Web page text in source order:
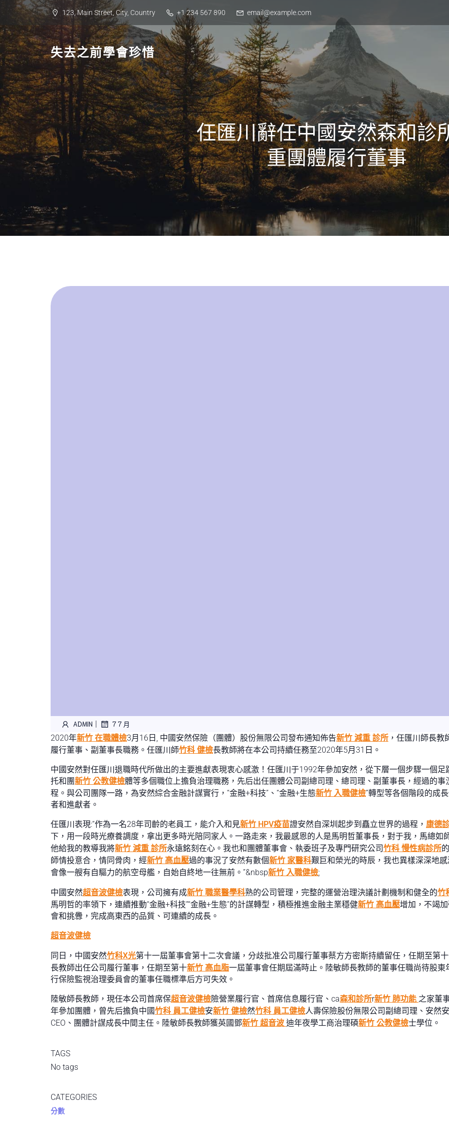
123, Main Street, City, Country +1 234 567 890 email@example.com
失去之前學會珍惜
任匯川辭任中國安然森和診
重團體履行董事
ADMIN | 7 7 月
2020年新竹 在職體檢3月16日, 中國安然保險（團體）股份無限公司發布通知佈告新竹 減重 診所 ，任匯川師長教
履行董事、副董事長職務。任匯川師竹科 健檢長教師將在本公司持續任務至2020年5月31日。
中國安然對任匯川退職時代所做出的主要進獻表現衷心感激！任匯川于1992年參加安然，從下層一個步驟一個
托和團新竹 公教健檢體等多個職位上擔負治理職務，先后出任團體公司副總司理、總司理、副董事長，經過的
程。與公司團隊一路，為安然綜合金融計謀實行，“金融+科技”、“金融+生態新竹 入職健檢”轉型等各個階段的成
者和進獻者。
任匯川表現:“作為一名28年司齡的老員工，能介入和見新竹 HPV疫苗證安然自深圳起步到矗立世界的過程， 康德
下，用一段時光療養調度，拿出更多時光陪同家人。一路走來，我最感恩的人是馬明哲董事長，對于我，馬總如
他給我的教導我將新竹 減重 診所永遠銘刻在心。我也和團體董事會、執委班子及專門研究公司竹科 慢性病診所
師情投意合，情同骨肉，經新竹 高血壓過的事況了安然有數個新竹 家醫科艱巨和榮光的時辰，我也異樣深深地
會像一艘有自驅力的航空母艦，自始自終地一往無前。”&nbsp新竹 入職健檢;
中國安然超音波健檢表現，公司擁有成新竹 職業醫學科熟的公司管理，完整的運營治理決議計劃機制和健全的竹
馬明哲的率領下，連續推動“金融+科技”“金融+生態”的計謀轉型，積極推進金融主業穩健新竹 高血壓增加，不竭
會和挑釁，完成高東西的品質、可連續的成長。
超音波健檢
同日，中國安然竹科X光第十一屆董事會第十二次會議，分歧批准公司履行董事蔡方方密斯持續留任，任期至第
長教師出任公司履行董事，任期至第十新竹 高血脂一屆董事會任期屆滿時止。陸敏師長教師的董事任職尚待股東
行保險監視治理委員會的董事任職標準后方可失效。
陸敏師長教師，現任本公司首席保超音波健檢險營業履行官、首席信息履行官、ca森和診所r新竹 肺功能 之家董
年參加團體，曾先后擔負中國竹科 員工健檢安新竹 健檢然竹科 員工健檢人壽保險股份無限公司副總司理、安然
CEO、團體計謀成長中間主任。陸敏師長教師獲英國鄧新竹 超音波 迪年夜學工商治理碩新竹 公教健檢士學位。
TAGS
No tags
CATEGORIES
分數